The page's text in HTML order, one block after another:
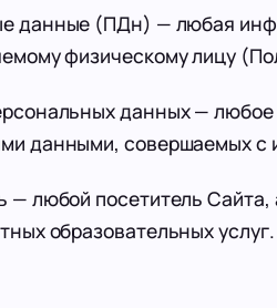
данные (ПДн) — любая
физическому лицу
данных —
данными, совершаемых с
— любой посетитель
образовательных услуг.